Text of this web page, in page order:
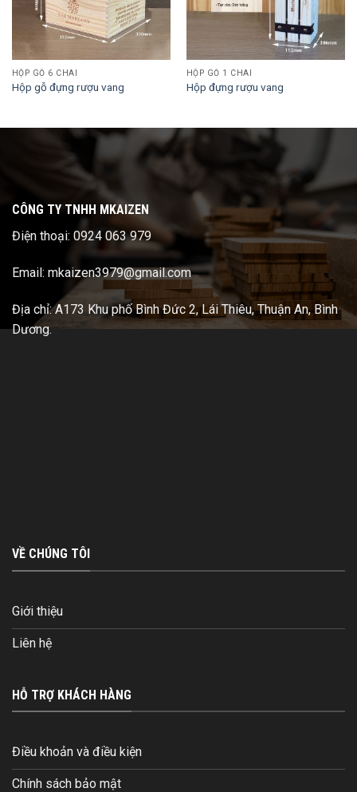
HỘP GỖ 6 CHAI
Hộp gỗ đựng rượu vang
HỘP GỖ 1 CHAI
Hộp đựng rượu vang
CÔNG TY TNHH MKAIZEN
Điện thoại: 0924 063 979
Email: mkaizen3979@gmail.com
Địa chỉ: A173 Khu phố Bình Đức 2, Lái Thiêu, Thuận An, Bình
Dương.
VỀ CHÚNG TÔI
Giới thiệu
Liên hệ
HỖ TRỢ KHÁCH HÀNG
Điều khoản và điều kiện
Chính sách bảo mật